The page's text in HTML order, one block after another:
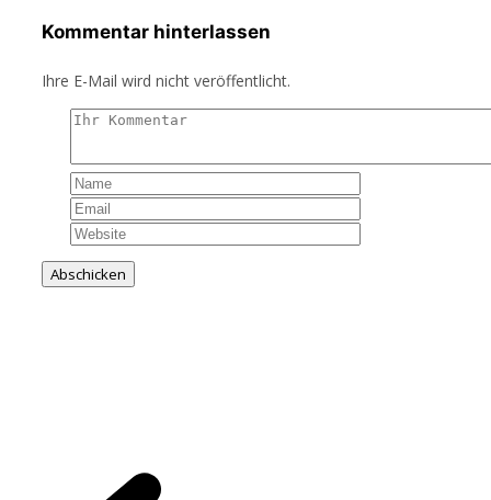
Kommentar hinterlassen
Ihre E-Mail wird nicht veröffentlicht.